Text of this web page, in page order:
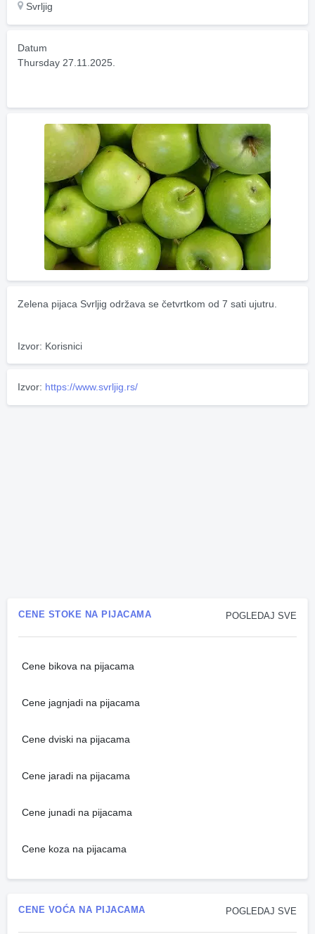
Svrljig
Datum
Thursday 27.11.2025.
Zelena pijaca Svrljig održava se četvrtkom od 7 sati ujutru.
Izvor: Korisnici
Izvor: https://www.svrljig.rs/
POGLEDAJ SVE
CENE STOKE NA PIJACAMA
Cene bikova na pijacama
Cene jagnjadi na pijacama
Cene dviski na pijacama
Cene jaradi na pijacama
Cene junadi na pijacama
Cene koza na pijacama
POGLEDAJ SVE
CENE VOĆA NA PIJACAMA